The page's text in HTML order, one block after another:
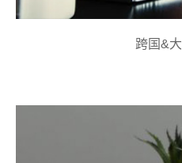
跨国&